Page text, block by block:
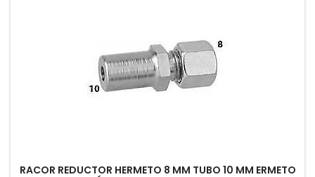
RACOR REDUCTOR HERMETO 8 MM TUBO 10 MM ERMETO